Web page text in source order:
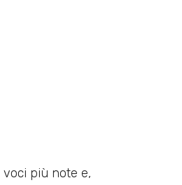
più note e,